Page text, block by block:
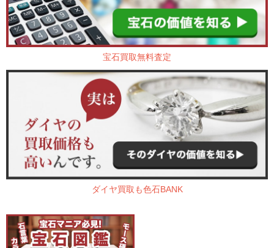
宝石買取無料査定
ダイヤ買取も色石BANK